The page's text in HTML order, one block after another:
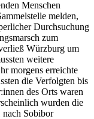
Menschen
melden,
Durchsuchung
zum
Würzburg um
weitere
morgens erreichte
die Verfolgten bis
des Orts waren
wurden die
nach Sobibor